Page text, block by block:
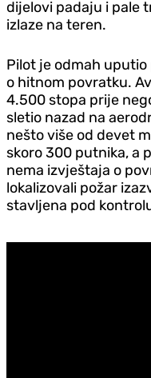
dijelovi padaju i pale
izlaze na teren.
Pilot je odmah uputio
o hitnom povratku.
4.500 stopa prije
sletio nazad na
nešto više od devet
skoro 300 putnika, a
nema izvještaja o
lokalizovali požar
stavljena pod